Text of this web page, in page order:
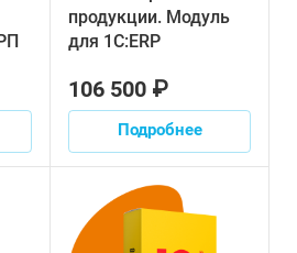
продукции. Модуль
для 1С:ERP
106 500 ₽
Подробнее